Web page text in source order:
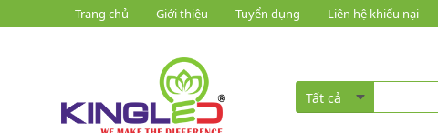
Trang chủ Giới thiệu Tuyển dụng Liên hệ khiếu nại
Tất cả